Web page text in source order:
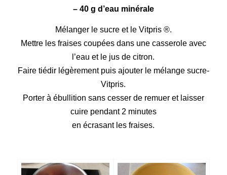
– 40 g d’eau minérale
Mélanger le sucre et le Vitpris ®.
Mettre les fraises coupées dans une casserole avec
l’eau et le jus de citron.
Faire tiédir légèrement puis ajouter le mélange sucre-
Vitpris.
Porter à ébullition sans cesser de remuer et laisser
cuire pendant 2 minutes
en écrasant les fraises.